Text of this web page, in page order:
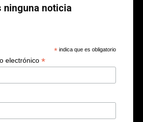
ninguna noticia
* indica que es obligatorio
electrónico *